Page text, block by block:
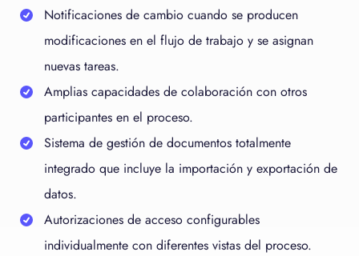
Notificaciones de cambio cuando se producen
modificaciones en el flujo de trabajo y se asignan
nuevas tareas.
Amplias capacidades de colaboración con otros
participantes en el proceso.
Sistema de gestión de documentos totalmente
integrado que incluye la importación y exportación de
datos.
Autorizaciones de acceso configurables
individualmente con diferentes vistas del proceso.